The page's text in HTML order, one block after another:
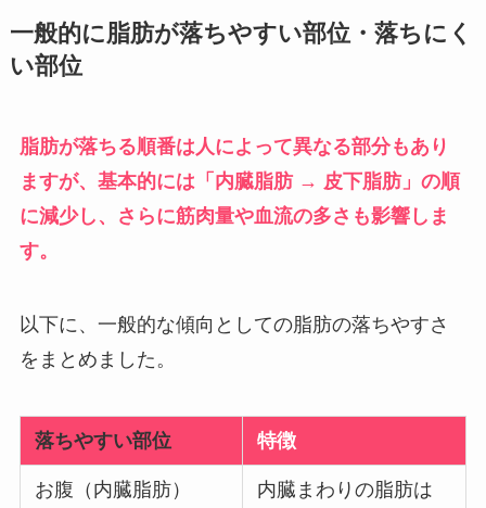
一般的に脂肪が落ちやすい部位・落ちにく
い部位
脂肪が落ちる順番は人によって異なる部分もあり
ますが、基本的には「内臓脂肪 → 皮下脂肪」の順
に減少し、さらに筋肉量や血流の多さも影響しま
す。
以下に、一般的な傾向としての脂肪の落ちやすさ
をまとめました。
落ちやすい部位 特徴
お腹（内臓脂肪）
内臓まわりの脂肪は